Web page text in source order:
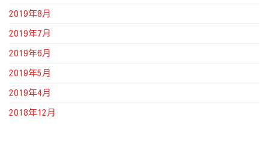
2019年8月
2019年7月
2019年6月
2019年5月
2019年4月
2018年12月